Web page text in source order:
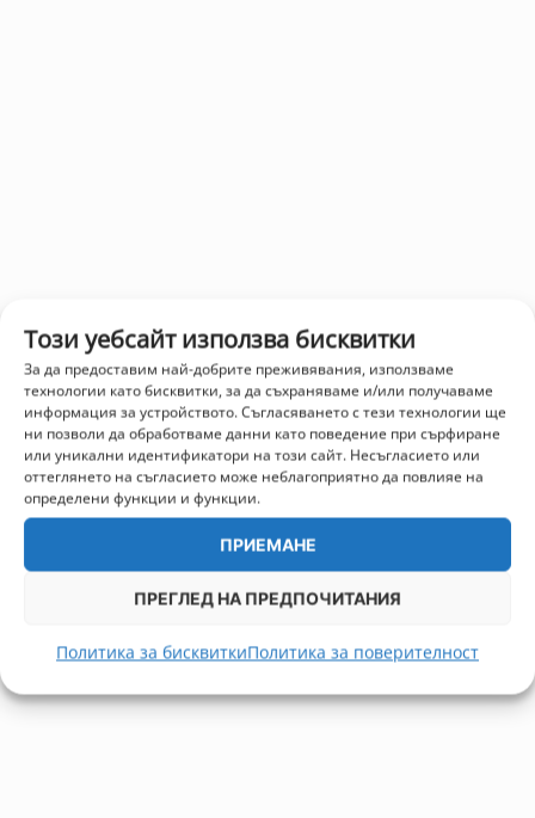
Този уебсайт използва бисквитки
За да предоставим най-добрите преживявания, използваме
технологии като бисквитки, за да съхраняваме и/или получаваме
информация за устройството. Съгласяването с тези технологии ще
ни позволи да обработваме данни като поведение при сърфиране
или уникални идентификатори на този сайт. Несъгласието или
оттеглянето на съгласието може неблагоприятно да повлияе на
определени функции и функции.
ПРИЕМАНЕ
ПРЕГЛЕД НА ПРЕДПОЧИТАНИЯ
Политика за бисквиткиПолитика за поверителност